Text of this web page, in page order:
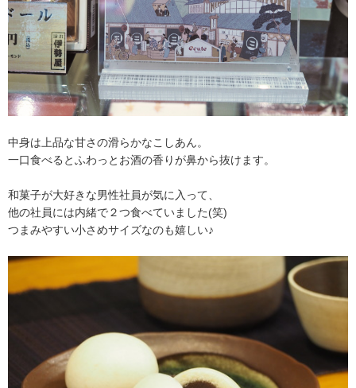
中身は上品な甘さの滑らかなこしあん。
一口食べるとふわっとお酒の香りが鼻から抜けます。
和菓子が大好きな男性社員が気に入って、
他の社員には内緒で２つ食べていました(笑)
つまみやすい小さめサイズなのも嬉しい♪